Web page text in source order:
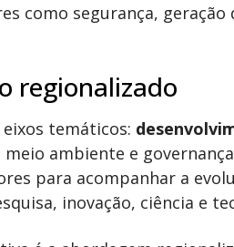
como segurança, geração
regionalizado
temáticos:
ambiente e
para acompanhar a
inovação, ciência e